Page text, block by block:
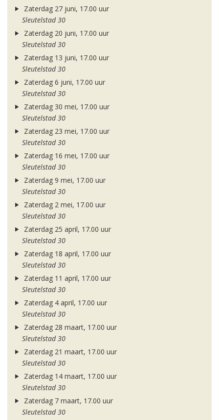
Zaterdag 27 juni, 17.00 uur
Sleutelstad 30
Zaterdag 20 juni, 17.00 uur
Sleutelstad 30
Zaterdag 13 juni, 17.00 uur
Sleutelstad 30
Zaterdag 6 juni, 17.00 uur
Sleutelstad 30
Zaterdag 30 mei, 17.00 uur
Sleutelstad 30
Zaterdag 23 mei, 17.00 uur
Sleutelstad 30
Zaterdag 16 mei, 17.00 uur
Sleutelstad 30
Zaterdag 9 mei, 17.00 uur
Sleutelstad 30
Zaterdag 2 mei, 17.00 uur
Sleutelstad 30
Zaterdag 25 april, 17.00 uur
Sleutelstad 30
Zaterdag 18 april, 17.00 uur
Sleutelstad 30
Zaterdag 11 april, 17.00 uur
Sleutelstad 30
Zaterdag 4 april, 17.00 uur
Sleutelstad 30
Zaterdag 28 maart, 17.00 uur
Sleutelstad 30
Zaterdag 21 maart, 17.00 uur
Sleutelstad 30
Zaterdag 14 maart, 17.00 uur
Sleutelstad 30
Zaterdag 7 maart, 17.00 uur
Sleutelstad 30